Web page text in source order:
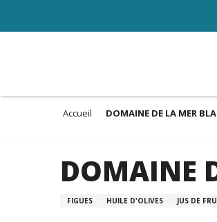
Accueil DOMAINE DE LA MER
DOMAINE
FIGUES HUILE D'OLIVES JUS DE